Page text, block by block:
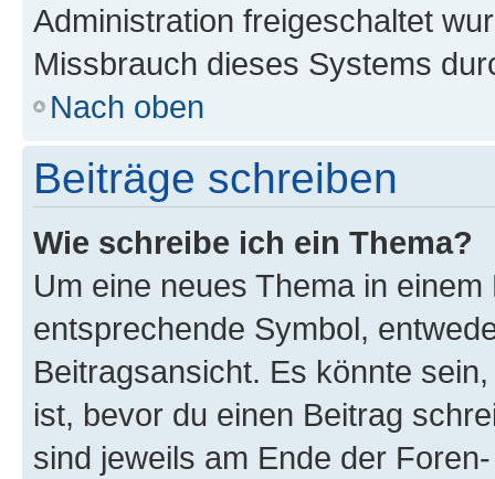
Administration freigeschaltet
Missbrauch dieses Systems
Nach oben
Beiträge schreiben
Wie schreibe ich ein Thema?
Um eine neues Thema in
entsprechende Symbol,
Beitragsansicht. Es könnte
ist, bevor du einen Beitrag
sind jeweils am Ende der